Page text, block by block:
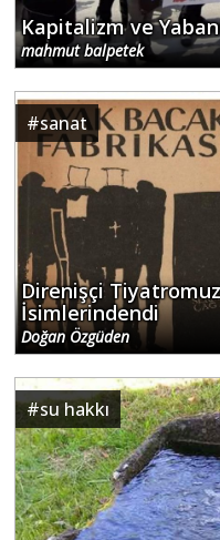
Kapitalizm ve
mahmut balpetek
#sanat
Direnişçi
İsimlerindendi
Doğan Özgüden
#su hakkı